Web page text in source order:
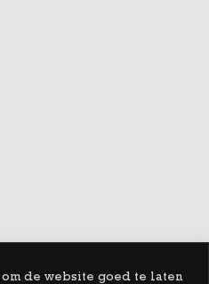
de website goed te laten